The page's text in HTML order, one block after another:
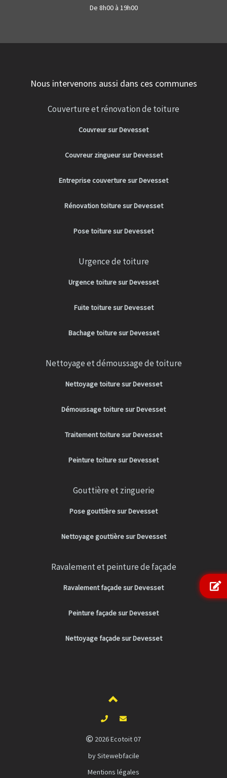
De 8h00 à 19h00
Nous intervenons aussi dans ces communes
Couverture et rénovation de toiture
Couvreur sur Devesset
Couvreur zingueur sur Devesset
Entreprise couverture sur Devesset
Rénovation toiture sur Devesset
Pose toiture sur Devesset
Urgence de toiture
Urgence toiture sur Devesset
Fuite toiture sur Devesset
Bachage toiture sur Devesset
Nettoyage et démoussage de toiture
Nettoyage toiture sur Devesset
Démoussage toiture sur Devesset
Traitement toiture sur Devesset
Peinture toiture sur Devesset
Gouttière et zinguerie
Pose gouttière sur Devesset
Nettoyage gouttière sur Devesset
Ravalement et peinture de façade
Ravalement façade sur Devesset
Peinture façade sur Devesset
Nettoyage façade sur Devesset
2026 Ecotoit 07
by Sitewebfacile
Mentions légales